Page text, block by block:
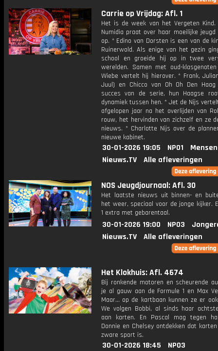
Carrie op Vrijdag: Afl. 1
Het is de week van het Vergeten Kind.
Numidia praat over haar moeilijke
op. * Edino van Dorsten is een van de
Ruinerwold. Als enige van het gezin
school en groeide hij op in twee
werelden. Samen met oud-
Wiebe vertelt hij hierover. * Frank,
Juul) en Chicco van Oh Oh Den
succes van de serie, hun Haagse
dynamiek tussen hen. * Jet de Nijs
afgelopen jaar na het overlijden van
rouw, het hervinden van zichzelf en ze
nieuws. * Charlotte Nijs over de
nieuwe kabinet.
30-01-2026 19:05 NPO1
Nieuws.TV
Alle afleveringen
NOS Jeugdjournaal: Afl. 30
Het laatste nieuws uit binnen- en
het weer, speciaal voor de jonge kijker.
1 extra met gebarentaal.
30-01-2026 19:00 NPO3
Nieuws.TV
Alle afleveringen
Het Klokhuis: Afl. 4674
Bij ronkende motoren en scheurende
je al gauw aan de Formule 1 en Max
Maar... op de kartbaan kunnen ze er
We volgen Bobbi, al sinds haar
aan karten. En Pascal mag tegen
Donnie en Chelsey ontdekken dat
zware sport is.
30-01-2026 18:45
NPO3